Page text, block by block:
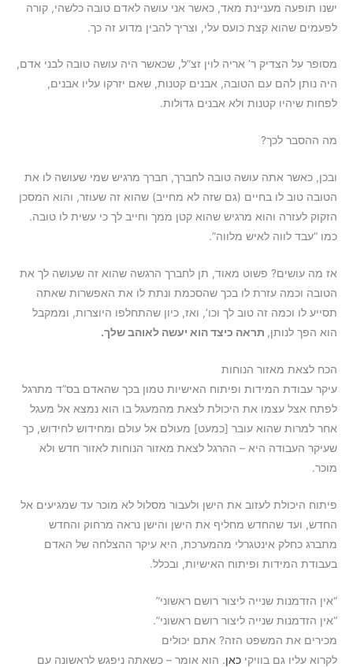
ישנו תופעה מעניינת מאד, כאשר אני עושה לאדם טובה כלשהי, קורה
לפעמים שהוא קצת כועס עלי, וצריך להבין מדוע זה כך.
מסופר על הצדיק ר’ אריה לוין זצ”ל, שכאשר היה עושה טובה לבני אדם,
היה נותן להם עם הטובה, אבנים קטנות, שאם יזרקו עליו אבנים,
לפחות שיהיו קטנות ולא אבנים גדולות.
מה ההסבר לכך?
ובכן, כאשר אתה עושה טובה לחברך, חברך מרגיש שמי שעושה לו את
הטובה טוב לו בחיים (גם שזה לא מחייב) שהוא זה שעוזר, והוא המסכן
הזקוק לעזרה והוא מרגיש שהוא קטן ממך וחייב לך כי עשית לו טובה.
כמו “עבד לווה לאיש מלווה”.
אז מה עושים? פשוט מאוד, תן לחברך הרגשה שהוא זה שעושה לך את
הטובה וכמה עזרת לו בכך שהסכמת ונתת לו את האפשרות שאתה
תסייע לו וכמה זה טוב לך וכו’, ואז, כיון שהתחלפו היוצרות, וממקבל
הוא הפך לנותן, תראה כיצד הוא יעשה לאוהב שלך.
הכח לצאת מאזור הנוחות
עיקר עבודת המידות ופיתוח האישיות טמון בכך שהאדם בס”ד מתרגל
לפתח אצל עצמו את היכולת לצאת מהמעגל בו הוא נמצא אל מעגל
אחר למרות שהוא עובר [כמעט] מעולם אל עולם ומחידוש לחידוש, כך
שעיקר העבודה היא – ההרגל לצאת מאזור הנוחות לאזור חדש ולא
מוכר.
פיתוח היכולת לעזוב את הישן ולעבור מסלול לא מוכר עד שמגיעים אל
החדש, ועד שהחדש מחליף את הישן והישן נראה מרחוק והחדש
מתברג כחלק אינטגרלי מהמערכת, היא עיקר ההצלחה של האדם
בעבודת המידות ופיתוח האישיות, ובכלל.
“אין הזדמנות שנייה ליצור רושם ראשוני”
“אין הזדמנות שנייה ליצור רושם ראשוני”.
מכירים את המשפט הזה? אתם יכולים
לקרוא עליו גם בוויקי כאן. הוא אומר – כשאתה ניפגש לראשונה עם